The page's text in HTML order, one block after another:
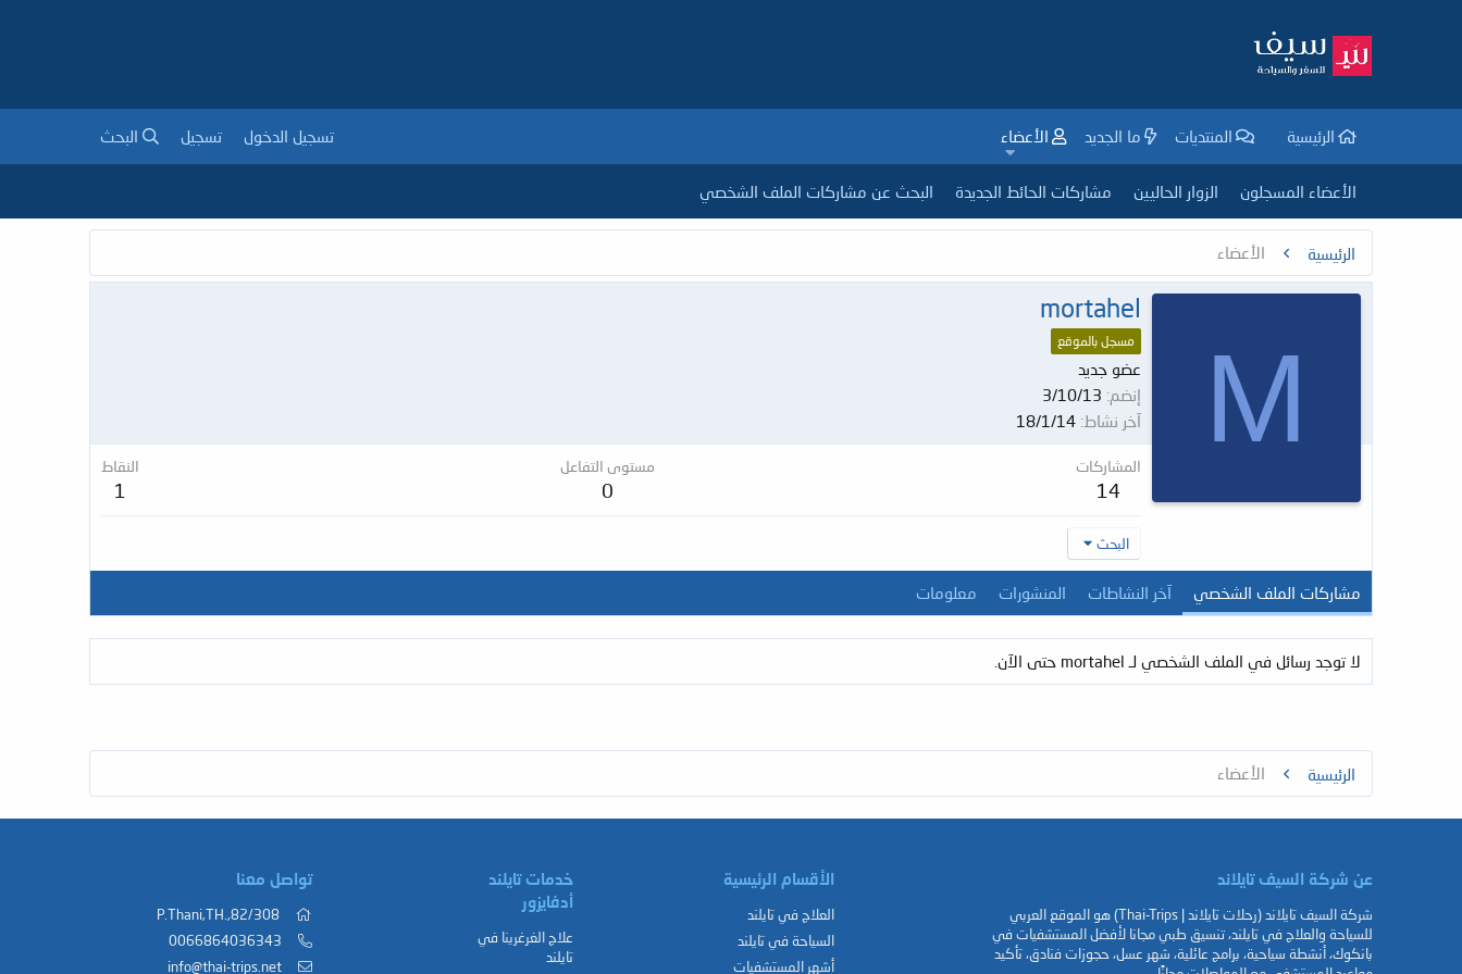
الرئيسية المنتديات ما الجديد الأعضاء تسجيل الدخول تسجيل البحث
الأعضاء المسجلون الزوار الحاليين مشاركات الحائط الجديدة البحث عن مشاركات الملف الشخصي
الرئيسية الأعضاء
M
mortahel
مسجل بالموقع
عضو جديد
إنضم 3/10/13
آخر نشاط 18/1/14
المشاركات
14
مستوى التفاعل
0
النقاط
1
البحث
مشاركات الملف الشخصي آخر النشاطات المنشورات معلومات
لا توجد رسائل في الملف الشخصي لـ mortahel حتى الآن.
الرئيسية الأعضاء
عن شركة السيف تايلاند
شركة السيف تايلاند (رحلات تايلاند | Thai-Trips) هو الموقع العربي
للسياحة والعلاج في تايلند، تنسيق طبي مجانا لأفضل المستشفيات في
بانكوك، أنشطة سياحية، برامج عائلية، شهر عسل، حجوزات فنادق، تأكيد
الأقسام الرئيسية
العلاج في تايلند
السياحة في تايلند
أشهر المستشفيات
خدمات تايلند
أدفايزور
علاج الغرغرينا في
تايلند
تواصل معنا
82/308,.P.Thani,TH
0066864036343
info@thai-trips.net